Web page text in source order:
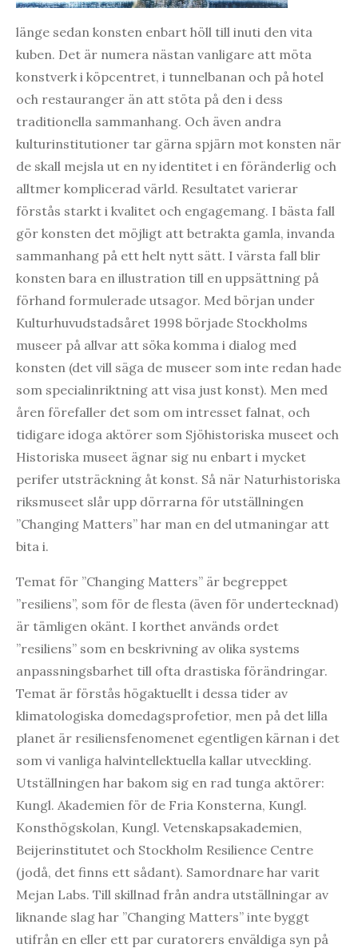
länge sedan konsten enbart höll till inuti den vita
kuben. Det är numera nästan vanligare att möta
konstverk i köpcentret, i tunnelbanan och på hotel
och restauranger än att stöta på den i dess
traditionella sammanhang. Och även andra
kulturinstitutioner tar gärna spjärn mot konsten när
de skall mejsla ut en ny identitet i en föränderlig och
alltmer komplicerad värld. Resultatet varierar
förstås starkt i kvalitet och engagemang. I bästa fall
gör konsten det möjligt att betrakta gamla, invanda
sammanhang på ett helt nytt sätt. I värsta fall blir
konsten bara en illustration till en uppsättning på
förhand formulerade utsagor. Med början under
Kulturhuvudstadsåret 1998 började Stockholms
museer på allvar att söka komma i dialog med
konsten (det vill säga de museer som inte redan hade
som specialinriktning att visa just konst). Men med
åren förefaller det som om intresset falnat, och
tidigare idoga aktörer som Sjöhistoriska museet och
Historiska museet ägnar sig nu enbart i mycket
perifer utsträckning åt konst. Så när Naturhistoriska
riksmuseet slår upp dörrarna för utställningen
”Changing Matters” har man en del utmaningar att
bita i.
Temat för ”Changing Matters” är begreppet
”resiliens”, som för de flesta (även för undertecknad)
är tämligen okänt. I korthet används ordet
”resiliens” som en beskrivning av olika systems
anpassningsbarhet till ofta drastiska förändringar.
Temat är förstås högaktuellt i dessa tider av
klimatologiska domedagsprofetior, men på det lilla
planet är resiliensfenomenet egentligen kärnan i det
som vi vanliga halvintellektuella kallar utveckling.
Utställningen har bakom sig en rad tunga aktörer:
Kungl. Akademien för de Fria Konsterna, Kungl.
Konsthögskolan, Kungl. Vetenskapsakademien,
Beijerinstitutet och Stockholm Resilience Centre
(jodå, det finns ett sådant). Samordnare har varit
Mejan Labs. Till skillnad från andra utställningar av
liknande slag har ”Changing Matters” inte byggt
utifrån en eller ett par curatorers enväldiga syn på